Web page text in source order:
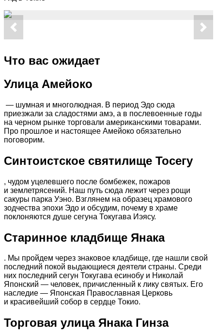
Что вас ожидает
Улица Амейоко
— шумная и многолюдная. В период Эдо сюда
приезжали за сладостями амэ, а в послевоенные годы
на черном рынке торговали американскими товарами.
Про прошлое и настоящее Амейоко обязательно
поговорим.
Синтоистское святилище Тосегу
, чудом уцелевшего после бомбежек, пожаров
и землетрясений. Наш путь сюда лежит через рощи
сакуры парка Уэно. Взглянем на образец храмового
зодчества эпохи Эдо и обсудим, почему в храме
поклоняются душе сегуна Токугава Иэясу.
Старинное кладбище Янака
. Мы пройдем через знаковое кладбище, где нашли свой
последний покой выдающиеся деятели страны. Среди
них последний сегун Токугава есинобу и Николай
Японский — человек, причисленный к лику святых. Его
наследие — Японская Православная Церковь
и красивейший собор в сердце Токио.
Торговая улица Янака Гинза